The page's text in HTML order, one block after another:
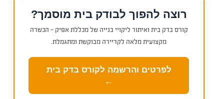
רוצה להפוך לבודק בית מוסמך?
קורס בדק בית ואיתור ליקויי בנייה של מכללת אפיק — הכשרה
מקצועית מלאה לקריירה מבוקשת ומתגמלת.
לפרטים והרשמה לקורס בדק בית
←